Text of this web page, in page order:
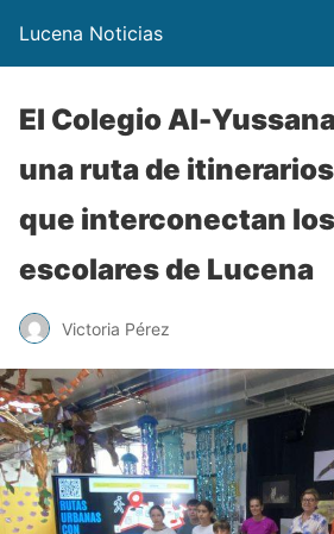
Lucena Noticias
El Colegio Al-
una ruta de
que interconectan
escolares de Lucena
Victoria Pérez